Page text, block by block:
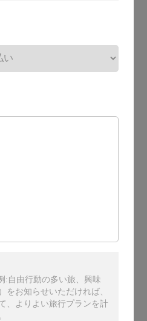
:自由行動の多い旅、興味
をお知らせいただければ、
、よりよい旅行プランを計